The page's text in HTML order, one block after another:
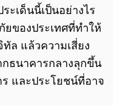
ะเด็นนี้เป็นอย่างไร
ยของประเทศที่ทำให้
ล แล้วความเสี่ยง
กธนาคารกลางลุกขึ้น
และประโยชน์ที่อาจ